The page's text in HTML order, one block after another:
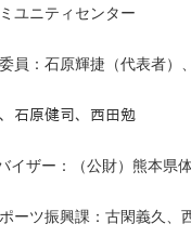
ニティセンター
：石原輝捷（代表者）、
司、西田勉
イザー：（公財）熊本県
ーツ振興課：古閑義久、